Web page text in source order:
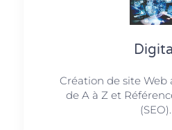
Création de site Web
de A à Z et
(SEO).